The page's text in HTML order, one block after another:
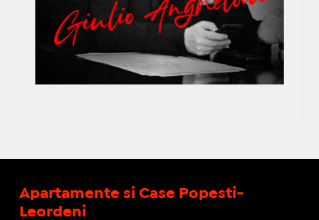
Apartamente si Case Popesti-
Leordeni